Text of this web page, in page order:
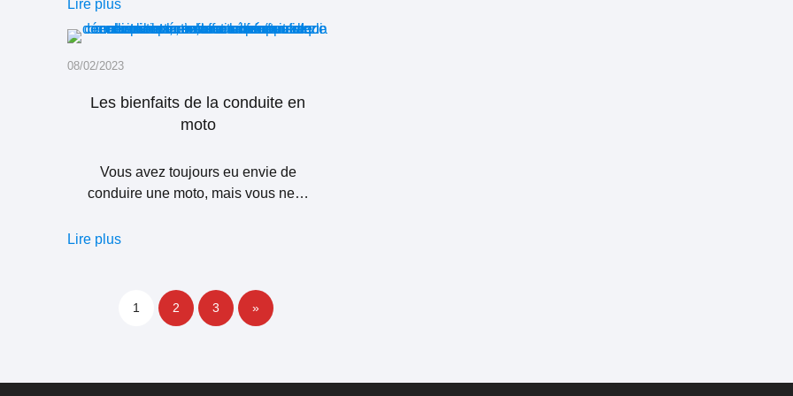
Lire plus
08/02/2023
Les bienfaits de la conduite en
moto
Vous avez toujours eu envie de
conduire une moto, mais vous ne…
Lire plus
1 2 3 »